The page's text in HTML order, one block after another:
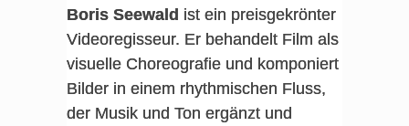
Boris Seewald ist ein preisgekrönter
Videoregisseur. Er behandelt Film als
visuelle Choreografie und komponiert
Bilder in einem rhythmischen Fluss,
der Musik und Ton ergänzt und